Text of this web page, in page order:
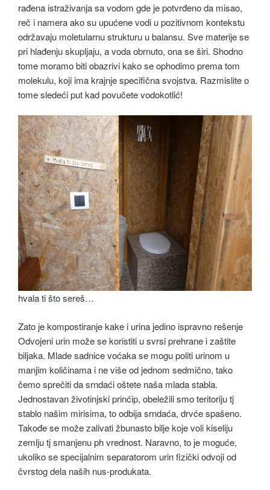
rađena istraživanja sa vodom gde je potvrđeno da misao,
reč i namera ako su upućene vodi u pozitivnom kontekstu
održavaju moletularnu strukturu u balansu. Sve materije se
pri hlađenju skupljaju, a voda obrnuto, ona se širi. Shodno
tome moramo biti obazrivi kako se ophodimo prema tom
molekulu, koji ima krajnje specifična svojstva. Razmislite o
tome sledeći put kad povučete vodokotlić!
hvala ti što sereš…
Zato je kompostiranje kake i urina jedino ispravno rešenje
Odvojeni urin može se koristiti u svrsi prehrane i zaštite
biljaka. Mlade sadnice voćaka se mogu politi urinom u
manjim količinama i ne više od jednom sedmično, tako
čemo sprečiti da srndaći oštete naša mlada stabla.
Jednostavan životinjski prinćip, obeležili smo teritoriju tj
stablo našim mirisima, to odbija srndaća, drvće spašeno.
Takođe se može zalivati žbunasto bilje koje voli kiseliju
zemlju tj smanjenu ph vrednost. Naravno, to je moguće,
ukoliko se specijalnim separatorom urin fizički odvoji od
čvrstog dela naših nus-produkata.